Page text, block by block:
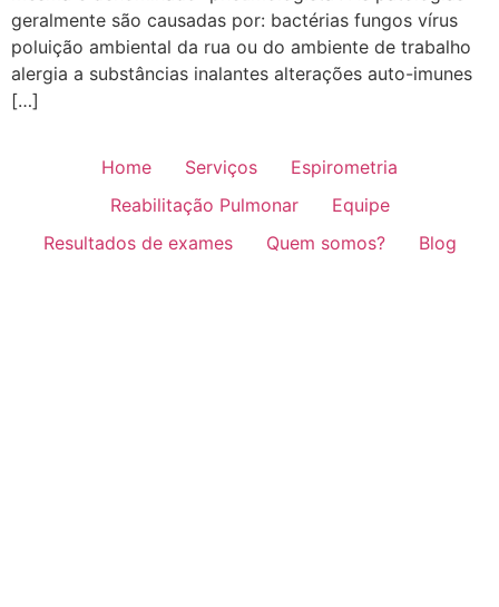
geralmente são causadas por: bactérias fungos vírus
poluição ambiental da rua ou do ambiente de trabalho
alergia a substâncias inalantes alterações auto-imunes
[…]
Home Serviços
Espirometria
Reabilitação Pulmonar
Equipe
Resultados de exames
Quem somos? Blog